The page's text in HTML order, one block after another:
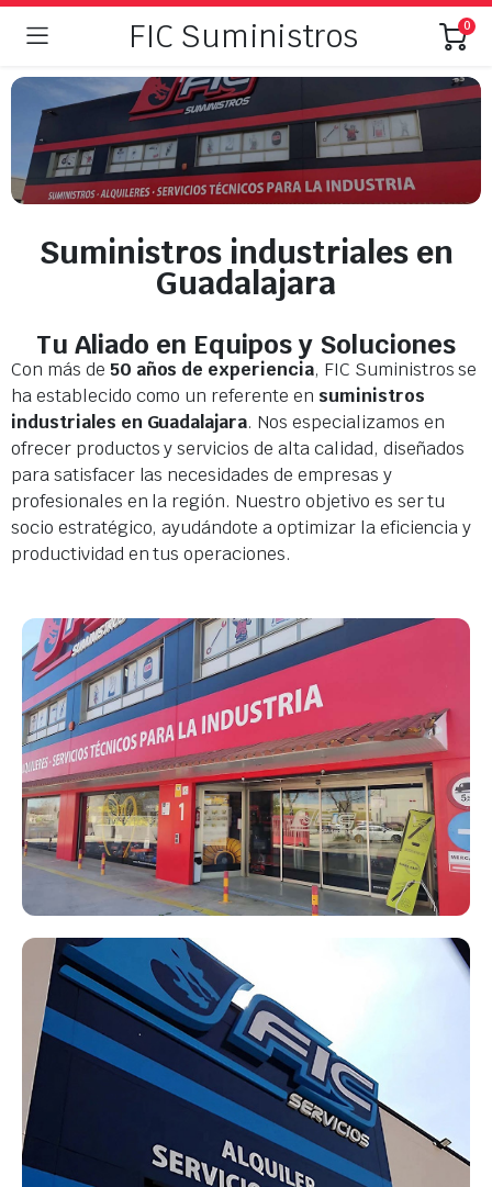
FIC Suministros 0
Suministros industriales en
Guadalajara
Tu Aliado en Equipos y Soluciones
Con más de 50 años de experiencia, FIC Suministros se
ha establecido como un referente en suministros
industriales en Guadalajara. Nos especializamos en
ofrecer productos y servicios de alta calidad, diseñados
para satisfacer las necesidades de empresas y
profesionales en la región. Nuestro objetivo es ser tu
socio estratégico, ayudándote a optimizar la eficiencia y
productividad en tus operaciones.